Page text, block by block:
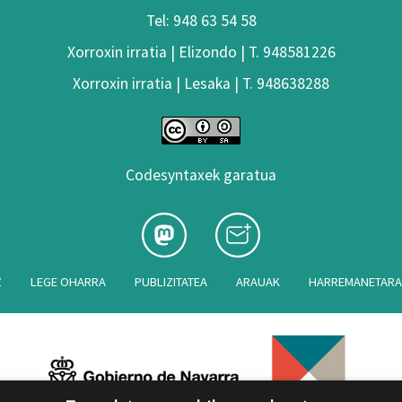
Tel: 948 63 54 58
Xorroxin irratia | Elizondo | T. 948581226
Xorroxin irratia | Lesaka | T. 948638288
Codesyntaxek garatua
LEGE OHARRA PUBLIZITATEA ARAUAK